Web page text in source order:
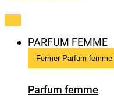
PARFUM FEMME
Fermer Parfum femme
Parfum femme